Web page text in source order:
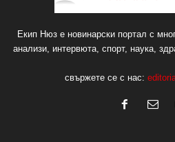
Екип Нюз е новинарски портал с
анализи, интервюта, спорт, наука,
свържете се с нас: